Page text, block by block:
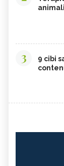
3
9 cibi